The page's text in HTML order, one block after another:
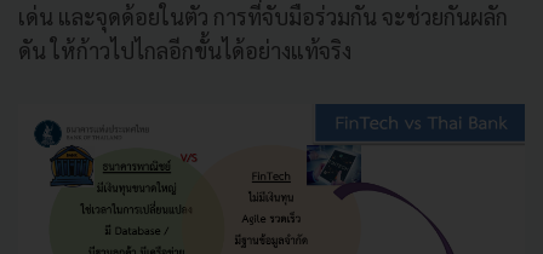
เด่น และจุดด้อยในตัว การที่จับมือร่วมกัน จะช่วยกันผลัก
ดัน ให้ก้าวไปไกลอีกขั้นได้อย่างแท้จริง